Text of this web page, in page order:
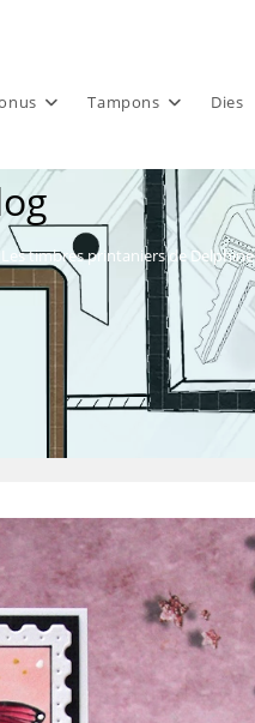
Tampons Dies
Les timbres printaniers de Delphine